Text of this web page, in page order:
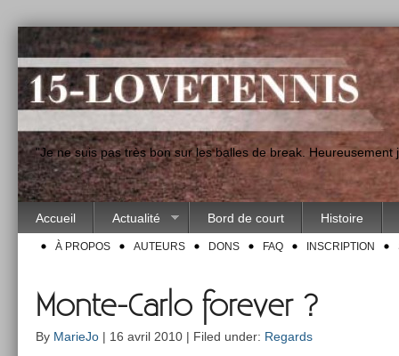
"Je ne suis pas très bon sur les balles de break.
Accueil Actualité Bord de court Histoire
À PROPOS AUTEURS DONS FAQ INSCRIPTION
Monte-Carlo forever ?
By MarieJo | 16 avril 2010 | Filed under: Regards